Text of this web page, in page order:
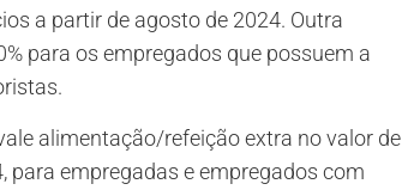
a partir de agosto de 2024. Outra
para os empregados que possuem a
alimentação/refeição extra no valor de
para empregadas e empregados com